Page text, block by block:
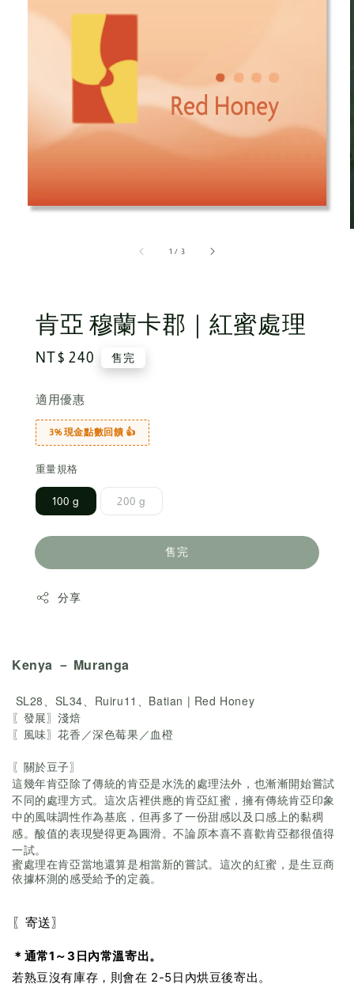
1 / 3
肯亞 穆蘭卡郡｜紅蜜處理
Regular
NT$ 240 售完
適用優惠
3% 現金點數回饋 👍
重量規格
100 g 200 g
售完
分享
Kenya － Muranga
SL28、SL34、Ruiru11、Batian | Red Honey
〖發展〗淺焙
〖風味〗花香／深色莓果／血橙
〖關於豆子〗
這幾年肯亞除了傳統的肯亞是水洗的處理法外，也漸漸開始嘗試
不同的處理方式。這次店裡供應的肯亞紅蜜，擁有傳統肯亞印象
中的風味調性作為基底，但再多了一份甜感以及口感上的黏稠
感。酸值的表現變得更為圓滑。不論原本喜不喜歡肯亞都很值得
一試。
蜜處理在肯亞當地還算是相當新的嘗試。這次的紅蜜，是生豆商
依據杯測的感受給予的定義。
〖寄送〗
＊通常1～3日內常溫寄出。
若熟豆沒有庫存，則會在 2-5日內烘豆後寄出。